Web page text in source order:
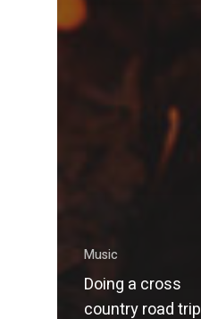
Music
Doing a cross
country road trip